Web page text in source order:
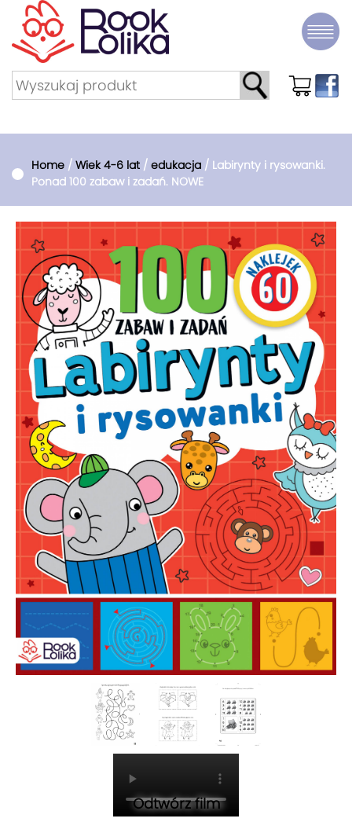
Home / Wiek 4-6 lat / edukacja / Labirynty i rysowanki.
Ponad 100 zabaw i zadań. NOWE
Odtwórz film